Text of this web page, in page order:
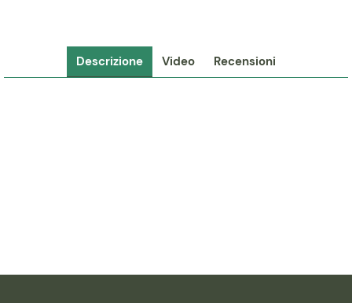
Descrizione Video Recensioni